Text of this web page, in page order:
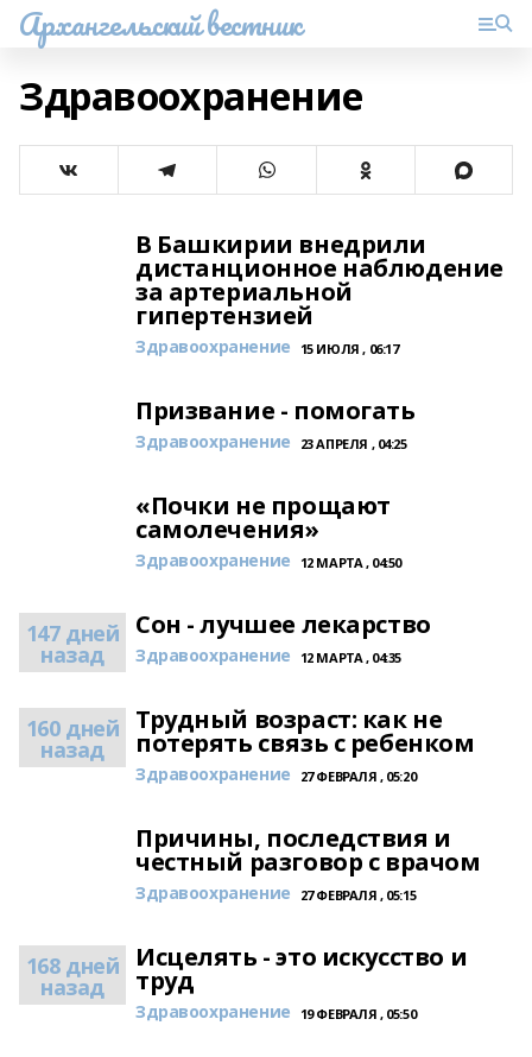
Архангельский вестник
Здравоохранение
В Башкирии внедрили
дистанционное наблюдение
за артериальной
гипертензией
Здравоохранение 15 ИЮЛЯ , 06:17
Призвание - помогать
Здравоохранение 23 АПРЕЛЯ , 04:25
«Почки не прощают
самолечения»
Здравоохранение 12 МАРТА , 04:50
147 дней
назад
Сон - лучшее лекарство
Здравоохранение 12 МАРТА , 04:35
160 дней
назад
Трудный возраст: как не
потерять связь с ребенком
Здравоохранение 27 ФЕВРАЛЯ , 05:20
Причины, последствия и
честный разговор с врачом
Здравоохранение 27 ФЕВРАЛЯ , 05:15
168 дней
назад
Исцелять - это искусство и
труд
Здравоохранение 19 ФЕВРАЛЯ , 05:50